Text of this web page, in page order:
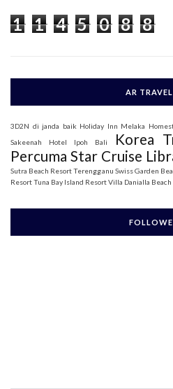
r
:1 1 4 5 0 8 8
AR
3D2N di janda baik Holiday Inn Melaka
Sakeenah
Hotel Ipoh Bali Korea
Percuma Star Cruise
Sutra Beach Resort Terengganu Swiss Garden
ResortTuna Bay Island ResortVilla Danialla